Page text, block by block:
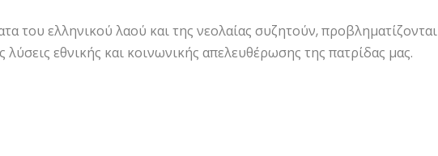
του ελληνικού λαού και της νεολαίας συζητούν, προβληματίζονται
λύσεις εθνικής και κοινωνικής απελευθέρωσης της πατρίδας μας.